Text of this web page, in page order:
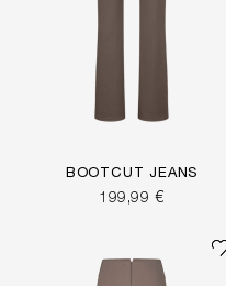
BOOTCUT JEANS
199,99 €